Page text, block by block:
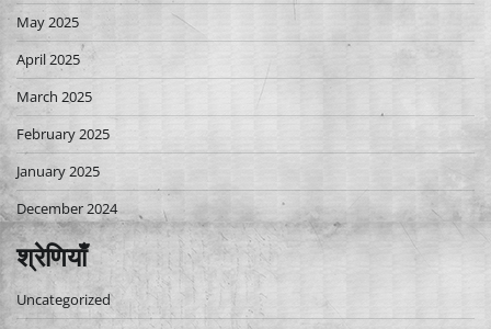
May 2025
April 2025
March 2025
February 2025
January 2025
December 2024
श्रेणियाँ
Uncategorized